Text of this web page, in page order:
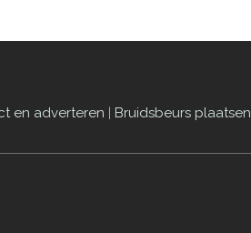
en adverteren | Bruidsbeurs plaatsen